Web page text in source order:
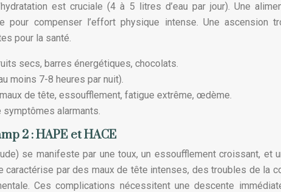
est cruciale (4 à 5 litres d’eau par jour). Une
compenser l’effort physique intense. Une ascension
pour la santé.
secs, barres énergétiques, chocolats.
moins 7-8 heures par nuit).
de tête, essoufflement, fatigue extrême, œdème.
alarmants.
2 : HAPE et HACE
se manifeste par une toux, un essoufflement croissant, et
caractérise par des maux de tête intenses, des troubles de la
Ces complications nécessitent une descente